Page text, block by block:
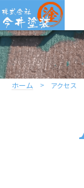
ホーム アクセス